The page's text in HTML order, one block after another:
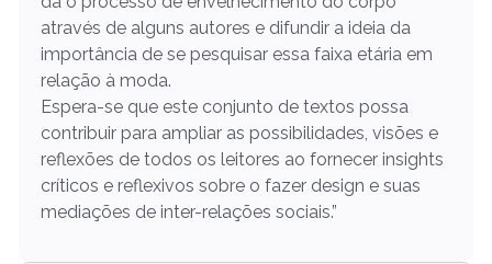
através de alguns autores e difundir a ideia da
importância de se pesquisar essa faixa etária em
relação à moda.
Espera-se que este conjunto de textos possa
contribuir para ampliar as possibilidades, visões e
reflexões de todos os leitores ao fornecer insights
críticos e reflexivos sobre o fazer design e suas
mediações de inter-relações sociais.”